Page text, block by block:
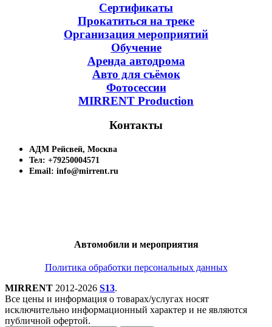
Сертификаты
Прокатиться на треке
Организация мероприятий
Обучение
Аренда автодрома
Авто для съёмок
Фотосессии
MIRRENT Production
Контакты
АДМ Рейсвей, Москва
Тел: +79250004571
Email: info@mirrent.ru
Автомобили и мероприятия
Политика обработки персональных данных
MIRRENT 2012-2026 S13.
Все цены и информация о товарах/услугах носят
исключительно информационный характер и не являются
публичной офертой.